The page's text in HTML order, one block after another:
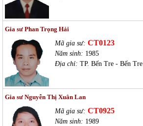
Gia sư Phan Trọng Hải
Mã gia sư: CT0123
Năm sinh: 1985
Địa chỉ: TP. Bến Tre - Bến Tre
Gia sư Nguyễn Thị Xuân Lan
Mã gia sư: CT0925
Năm sinh: 1989